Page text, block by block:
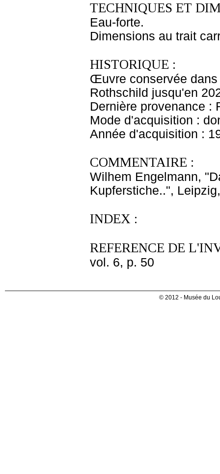
TECHNIQUES ET
Eau-forte.
Dimensions au trait
HISTORIQUE :
Œuvre conservée dans
Rothschild jusqu'en
Dernière provenance :
Mode d'acquisition :
Année d'acquisition :
COMMENTAIRE :
Wilhem Engelmann,
Kupferstiche..",
INDEX :
REFERENCE DE
vol. 6, p. 50
© 2012 - Musée du